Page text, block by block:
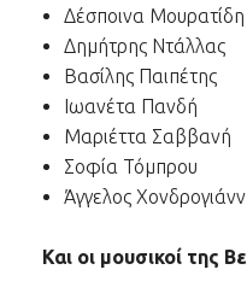
Δέσποινα Μουρατίδη
Δημήτρης Ντάλλας
Βασίλης Παιπέτης
Ιωανέτα Πανδή
Μαριέττα Σαββανή
Σοφία Τόμπρου
Άγγελος
Και οι μουσικοί της